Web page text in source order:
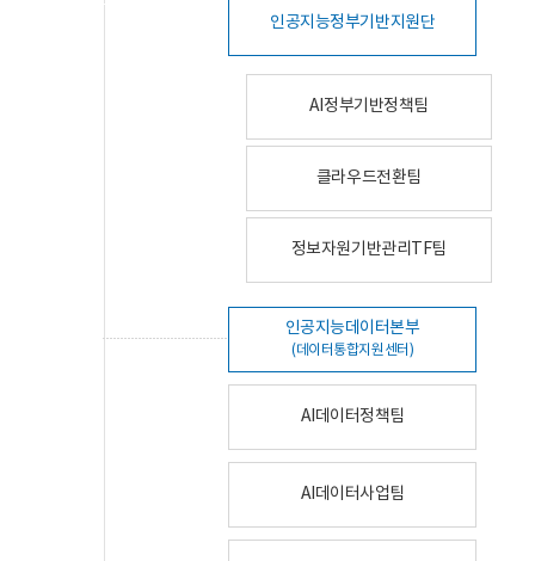
인공지능정부기반지원단
AI정부기반정책팀
클라우드전환팀
정보자원기반관리TF팀
인공지능데이터본부
(데이터통합지원센터)
AI데이터정책팀
AI데이터사업팀